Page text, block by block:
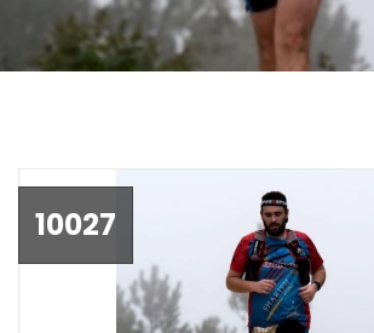
10027